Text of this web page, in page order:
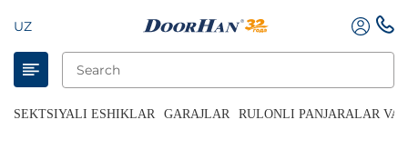
UZ
SEKTSIYALI ESHIKLAR GARAJLAR RULONLI PANJARALAR VA